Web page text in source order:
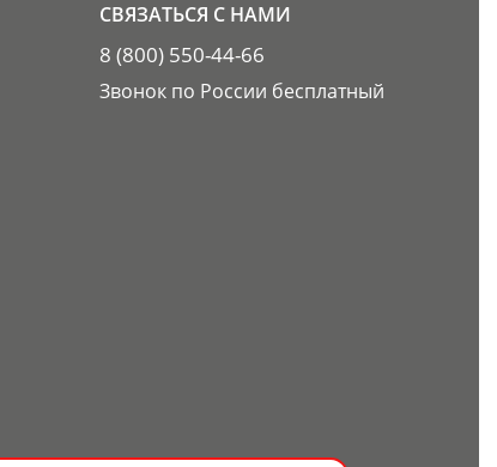
СВЯЗАТЬСЯ С НАМИ
8 (800) 550-44-66
Звонок по России бесплатный